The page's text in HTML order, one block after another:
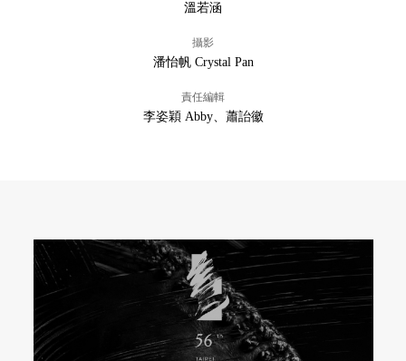
溫若涵
攝影
潘怡帆 Crystal Pan
責任編輯
李姿穎 Abby、蕭詒徽